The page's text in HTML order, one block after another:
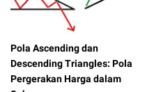
Pola Ascending dan
Descending Triangles: Pola
Pergerakan Harga dalam